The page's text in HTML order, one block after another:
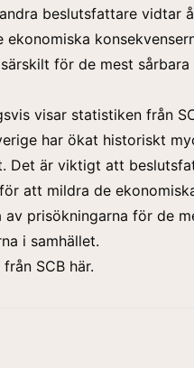
beslutsfattare vidtar
för de mest sårbara
visar statistiken från
har ökat historiskt
Det är viktigt att
att mildra de
av prisökningarna för de
i samhället.
SCB här.